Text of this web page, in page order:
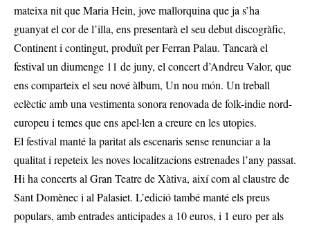
mateixa nit que Maria Hein, jove mallorquina que ja s’ha
guanyat el cor de l’illa, ens presentarà el seu debut discogràfic,
Continent i contingut, produït per Ferran Palau. Tancarà el
festival un diumenge 11 de juny, el concert d’Andreu Valor, que
ens comparteix el seu nové àlbum, Un nou món. Un treball
eclèctic amb una vestimenta sonora renovada de folk-indie nord-
europeu i temes que ens apel·len a creure en les utopies.
El festival manté la paritat als escenaris sense renunciar a la
qualitat i repeteix les noves localitzacions estrenades l’any passat.
Hi ha concerts al Gran Teatre de Xàtiva, així com al claustre de
Sant Domènec i al Palasiet. L’edició també manté els preus
populars, amb entrades anticipades a 10 euros, i 1 euro per als